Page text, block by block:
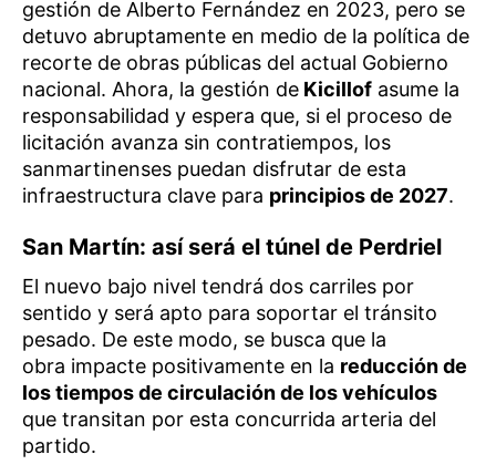
gestión de Alberto Fernández en 2023, pero se
detuvo abruptamente en medio de la política de
recorte de obras públicas del actual Gobierno
nacional. Ahora, la gestión de Kicillof asume la
responsabilidad y espera que, si el proceso de
licitación avanza sin contratiempos, los
sanmartinenses puedan disfrutar de esta
infraestructura clave para principios de 2027.
San Martín: así será el túnel de Perdriel
El nuevo bajo nivel tendrá dos carriles por
sentido y será apto para soportar el tránsito
pesado. De este modo, se busca que la
obra impacte positivamente en la reducción de
los tiempos de circulación de los vehículos
que transitan por esta concurrida arteria del
partido.